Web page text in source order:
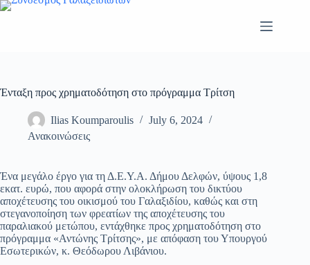
Skip
Ένταξη προς χρηματοδότηση στο πρόγραμμα Τρίτση
Ilias Koumparoulis
July 6, 2024
Ανακοινώσεις
Ένα μεγάλο έργο για τη Δ.Ε.Υ.Α. Δήμου Δελφών, ύψους 1,8
εκατ. ευρώ, που αφορά στην ολοκλήρωση του δικτύου
αποχέτευσης του οικισμού του Γαλαξιδίου, καθώς και στη
στεγανοποίηση των φρεατίων της αποχέτευσης του
παραλιακού μετώπου, εντάχθηκε προς χρηματοδότηση στο
πρόγραμμα «Αντώνης Τρίτσης», με απόφαση του Υπουργού
Εσωτερικών, κ. Θεόδωρου Λιβάνιου.